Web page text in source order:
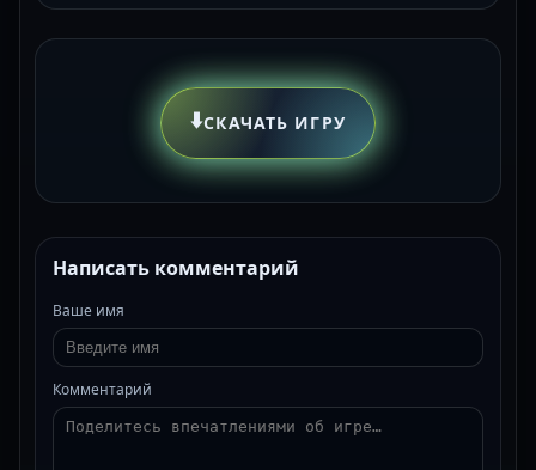
⬇️СКАЧАТЬ ИГРУ
Написать комментарий
Ваше имя
Комментарий